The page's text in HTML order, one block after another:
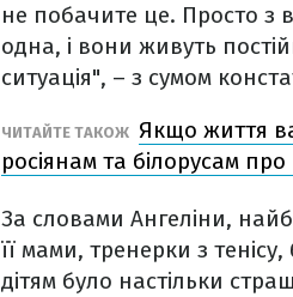
не побачите це. Просто з
одна, і вони живуть
ситуація", – з сумом
ЧИТАЙТЕ ТАКОЖ Якщо життя
росіянам та білорусам про
За словами Ангеліни,
її мами, тренерки з
дітям було настільки